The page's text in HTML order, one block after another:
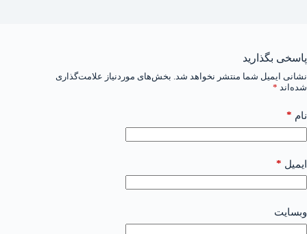
پاسخی بگذارید
نشانی ایمیل شما منتشر نخواهد شد. بخش‌های موردنیاز علامت‌گذاری
شده‌اند *
نام *
ایمیل *
وبسایت